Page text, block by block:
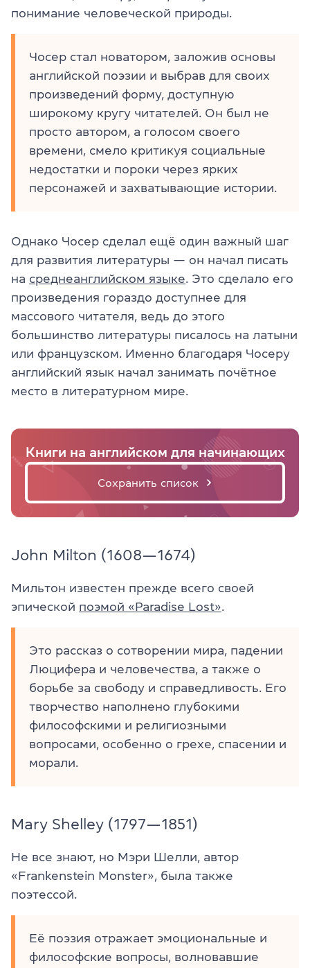
понимание человеческой природы.
Чосер стал новатором, заложив основы
английской поэзии и выбрав для своих
произведений форму, доступную
широкому кругу читателей. Он был не
просто автором, а голосом своего
времени, смело критикуя социальные
недостатки и пороки через ярких
персонажей и захватывающие истории.
Однако Чосер сделал ещё один важный шаг
для развития литературы — он начал писать
на среднеанглийском языке. Это сделало его
произведения гораздо доступнее для
массового читателя, ведь до этого
большинство литературы писалось на латыни
или французском. Именно благодаря Чосеру
английский язык начал занимать почётное
место в литературном мире.
Книги на английском для начинающих
Сохранить список
John Milton (1608—1674)
Мильтон известен прежде всего своей
эпической поэмой «Paradise Lost».
Это рассказ о сотворении мира, падении
Люцифера и человечества, а также о
борьбе за свободу и справедливость. Его
творчество наполнено глубокими
философскими и религиозными
вопросами, особенно о грехе, спасении и
морали.
Mary Shelley (1797—1851)
Не все знают, но Мэри Шелли, автор
«Frankenstein Monster», была также
поэтессой.
Её поэзия отражает эмоциональные и
философские вопросы, волновавшие